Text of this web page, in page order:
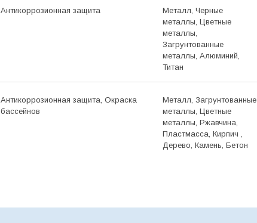
Антикор­розионная защита
Металл, Черные
металлы, Цветные
металлы,
Загрунтованные
металлы, Алюминий,
Титан
Антикор­розионная защита, Окраска
бассейнов
Металл, Загрунтованные
металлы, Цветные
металлы, Ржавчина,
Пластмасса, Кирпич ,
Дерево, Камень, Бетон